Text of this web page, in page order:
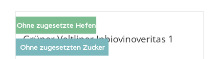
Ohne zugesetzte Hefen
Ohne zugesetzten Zucker
Grüner Veltliner Inbiovinoveritas 1
Liter